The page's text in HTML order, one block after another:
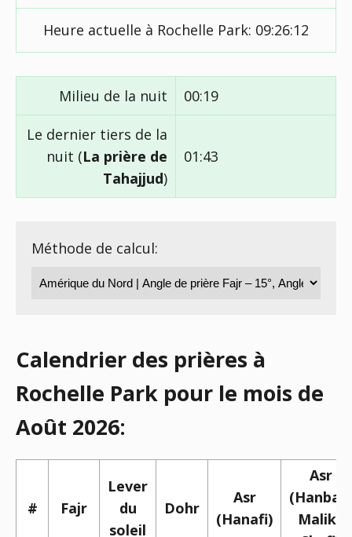
Heure actuelle à Rochelle Park: 09:26:13
Milieu de la nuit 00:19
Le dernier tiers de la
nuit (La prière de
Tahajjud)
01:43
Méthode de calcul:
Calendrier des prières à
Rochelle Park pour le mois de
Août 2026:
# Fajr
Lever
du
soleil
Dohr
Asr
(Hanafi)
Asr
(Hanbali,
Maliki,